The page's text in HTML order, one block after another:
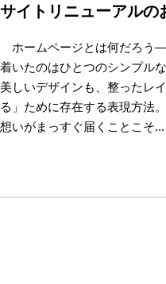
サイトリニューアルの
ホームページとは何だろう
着いたのはひとつのシンプル
美しいデザインも、整ったレ
る」ために存在する表現方
想いがまっすぐ届くことこそ...